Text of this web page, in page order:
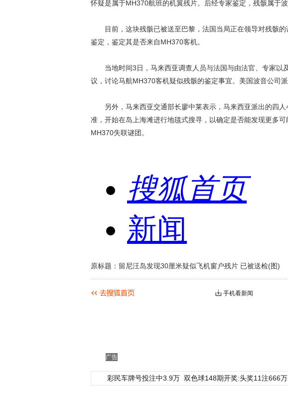
怀疑是属于MH370航班的机翼残片。后经专家鉴定，残骸属于
目前，这块残骸已被送至巴黎，法国当局正在领导对残骸的
鉴定，鉴定其是否来自MH370客机。
当地时间3日，马来西亚调查人员与法国与由法官、专家以
议，讨论马航MH370客机疑似残骸的鉴定事宜。美国波音公司
另外，马来西亚交通部长廖中莱表示，马来西亚派出的四人
准，开始在岛上海滩进行地毯式搜寻，以确定是否能发现更多
MH370失联谜团。
原标题：留尼汪岛发现30厘米疑似飞机窗户残片 已被送检(图)
手机看新闻
广告
彩民车牌号投注中3.9万 双色球148期开奖:头奖11注666万